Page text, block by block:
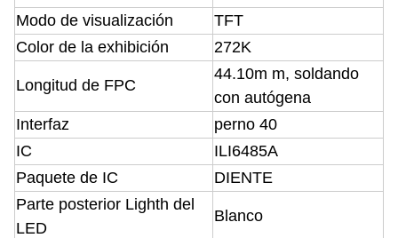
Modo de visualización
TFT
Color de la exhibición
272K
Longitud de FPC
44.10m m, soldando
con autógena
Interfaz
perno 40
IC
ILI6485A
Paquete de IC
DIENTE
Parte posterior Lighth del
LED
Blanco